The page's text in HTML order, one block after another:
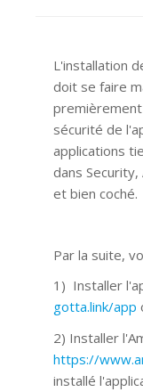
L'installation
doit se faire
sécurité de
applications
dans
et bien coché.
Par la suite,
1) Installer
gotta.link/app
2) Installer
https://
installé